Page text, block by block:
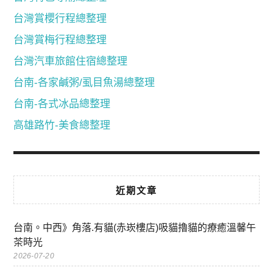
台灣賞櫻行程總整理
台灣賞梅行程總整理
台灣汽車旅館住宿總整理
台南-各家鹹粥/虱目魚湯總整理
台南-各式冰品總整理
高雄路竹-美食總整理
近期文章
台南。中西》角落.有貓(赤崁樓店)吸貓擼貓的療癒溫馨午
茶時光
2026-07-20